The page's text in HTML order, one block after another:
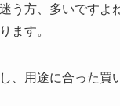
う方、多いですよ
ます。
、用途に合った買